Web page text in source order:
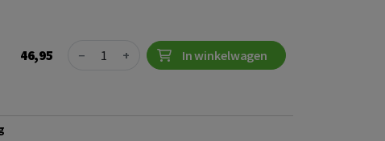
46,95 Quantity
− + In winkelwagen